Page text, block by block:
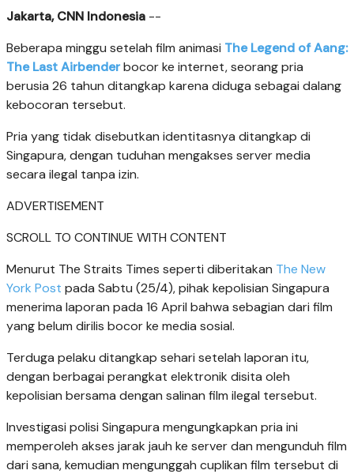
Jakarta, CNN Indonesia --
Beberapa minggu setelah film animasi The Legend of Aang:
The Last Airbenderbocor ke internet, seorang pria
berusia 26 tahun ditangkap karena diduga sebagai dalang
kebocoran tersebut.
Pria yang tidak disebutkan identitasnya ditangkap di
Singapura, dengan tuduhan mengakses server media
secara ilegal tanpa izin.
ADVERTISEMENT
SCROLL TO CONTINUE WITH CONTENT
Menurut The Straits Times seperti diberitakan The New
York Post pada Sabtu (25/4), pihak kepolisian Singapura
menerima laporan pada 16 April bahwa sebagian dari film
yang belum dirilis bocor ke media sosial.
Terduga pelaku ditangkap sehari setelah laporan itu,
dengan berbagai perangkat elektronik disita oleh
kepolisian bersama dengan salinan film ilegal tersebut.
Investigasi polisi Singapura mengungkapkan pria ini
memperoleh akses jarak jauh ke server dan mengunduh film
dari sana, kemudian mengunggah cuplikan film tersebut di